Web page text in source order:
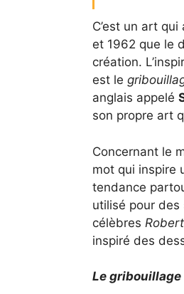
C’est un art
et 1962 que le
création.
est le
anglais appelé
son propre art
Concernant le
mot qui inspire
tendance
utilisé pour des
célèbres
inspiré des
Le